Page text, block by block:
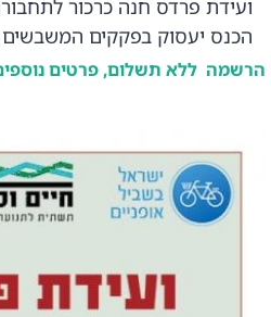
ועידת פרדס חנה כרכור
הכנס יעסוק בפקקים המשבשים
הרשמה ללא תשלום, פרטים